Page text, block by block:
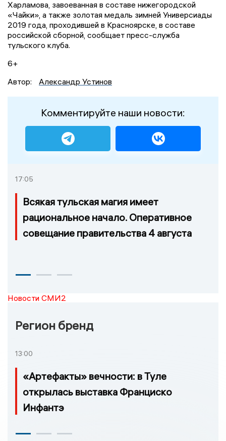
Харламова, завоеванная в составе нижегородской
«Чайки», а также золотая медаль зимней Универсиады
2019 года, проходившей в Красноярске, в составе
российской сборной, сообщает пресс-служба
тульского клуба.
6+
Автор:
Александр Устинов
Комментируйте наши новости:
17:05
Всякая тульская магия имеет
рациональное начало. Оперативное
совещание правительства 4 августа
Новости СМИ2
Регион бренд
13:00
«Артефакты» вечности: в Туле
открылась выставка Франциско
Инфантэ